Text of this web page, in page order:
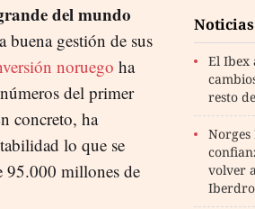
El Ibex
resto
volver
del mundo
buena gestión de sus
noruego ha
del primer
concreto, ha
lo que se
95.000 millones de